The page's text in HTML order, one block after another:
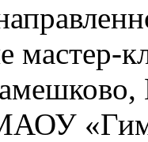
мастер-